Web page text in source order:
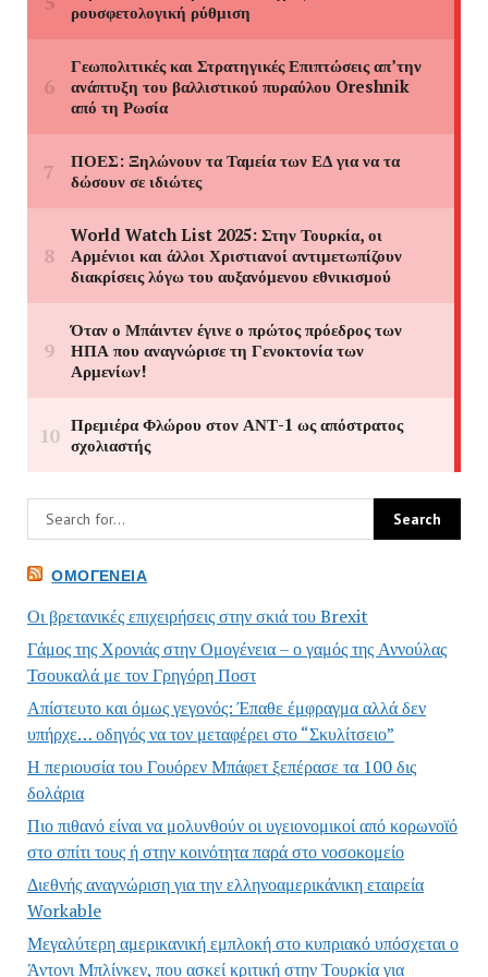
ΟΜΟΓΈΝΕΙΑ
Οι βρετανικές επιχειρήσεις στην σκιά του Brexit
Γάμος της Χρονιάς στην Ομογένεια – ο γαμός της Αννούλας
Τσουκαλά με τον Γρηγόρη Ποστ
Απίστευτο και όμως γεγονός: Έπαθε έμφραγμα αλλά δεν
υπήρχε… οδηγός να τον μεταφέρει στο “Σκυλίτσειο”
Η περιουσία του Γουόρεν Μπάφετ ξεπέρασε τα 100 δις
δολάρια
Πιο πιθανό είναι να μολυνθούν οι υγειονομικοί από κορωνοϊό
στο σπίτι τους ή στην κοινότητα παρά στο νοσοκομείο
Διεθνής αναγνώριση για την ελληνοαμερικάνικη εταιρεία
Workable
Μεγαλύτερη αμερικανική εμπλοκή στο κυπριακό υπόσχεται ο
Άντονι Μπλίνκεν, που ασκεί κριτική στην Τουρκία για